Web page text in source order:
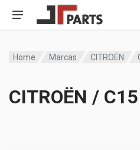
Home Marcas CITROËN
CITROËN /